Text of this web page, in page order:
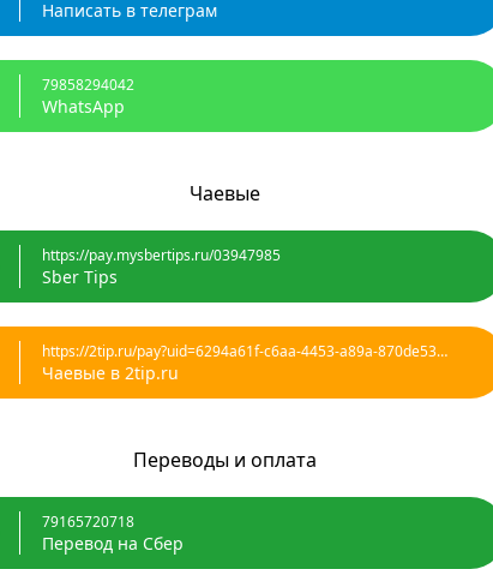
Написать в телеграм
79858294042
WhatsApp
Чаевые
https://pay.mysbertips.ru/03947985
Sber Tips
https://2tip.ru/pay?uid=6294a61f-c6aa-4453-a89a-870de53b3a69
Чаевые в 2tip.ru
Переводы и оплата
79165720718
Перевод на Сбер